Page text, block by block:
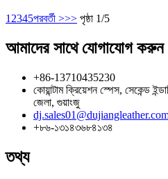
1 2345পরবর্তী >>> পৃষ্ঠা 1/5
আমাদের সাথে যোগাযোগ করুন
+86-13710435230
কোয়ান্টাম ক্রিয়েশন স্পেস, সেকেন্ড
জেলা, গুয়াংজু
+৮৬-১৩১৪৩৬৮৪১৩৪
তথ্য